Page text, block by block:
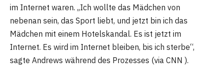
im Internet waren. „Ich wollte das Mädchen von
nebenan sein, das Sport liebt, und jetzt bin ich das
Mädchen mit einem Hotelskandal. Es ist jetzt im
Internet. Es wird im Internet bleiben, bis ich sterbe“,
sagte Andrews während des Prozesses (via CNN ).